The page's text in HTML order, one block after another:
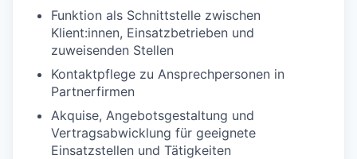
Funktion als Schnittstelle zwischen
Klient:innen, Einsatzbetrieben und
zuweisenden Stellen
Kontaktpflege zu Ansprechpersonen in
Partnerfirmen
Akquise, Angebotsgestaltung und
Vertragsabwicklung für geeignete
Einsatzstellen und Tätigkeiten